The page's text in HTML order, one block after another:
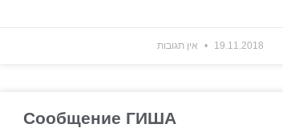
19.11.2018 אין תגובות
Сообщение ГИША